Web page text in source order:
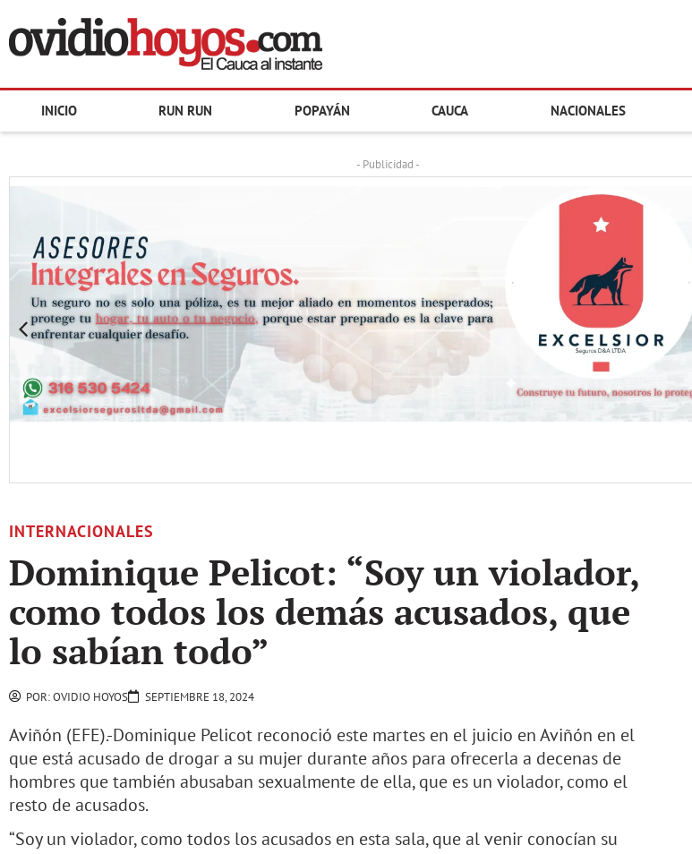
INICIO RUN RUN POPAYÁN CAUCA NACIONALES
- Publicidad -
INTERNACIONALES
Dominique Pelicot: “Soy un violador,
como todos los demás acusados, que
lo sabían todo”
POR:OVIDIO HOYOS SEPTIEMBRE 18, 2024
Aviñón (EFE).-Dominique Pelicot reconoció este martes en el juicio en Aviñón en el
que está acusado de drogar a su mujer durante años para ofrecerla a decenas de
hombres que también abusaban sexualmente de ella, que es un violador, como el
resto de acusados.
“Soy un violador, como todos los acusados en esta sala, que al venir conocían su